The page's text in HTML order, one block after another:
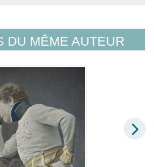
DU MÊME AUTEUR